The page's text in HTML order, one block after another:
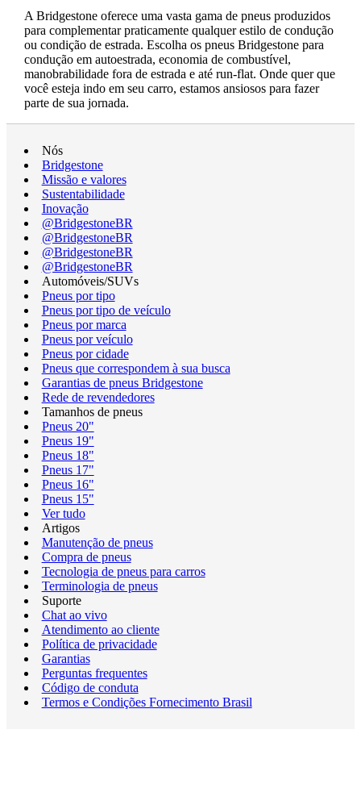
A Bridgestone oferece uma vasta gama de pneus produzidos
para complementar praticamente qualquer estilo de condução
ou condição de estrada. Escolha os pneus Bridgestone para
condução em autoestrada, economia de combustível,
manobrabilidade fora de estrada e até run-flat. Onde quer que
você esteja indo em seu carro, estamos ansiosos para fazer
parte de sua jornada.
Nós
Bridgestone
Missão e valores
Sustentabilidade
Inovação
@BridgestoneBR
@BridgestoneBR
@BridgestoneBR
@BridgestoneBR
Automóveis/SUVs
Pneus por tipo
Pneus por tipo de veículo
Pneus por marca
Pneus por veículo
Pneus por cidade
Pneus que correspondem à sua busca
Garantias de pneus Bridgestone
Rede de revendedores
Tamanhos de pneus
Pneus 20"
Pneus 19"
Pneus 18"
Pneus 17"
Pneus 16"
Pneus 15"
Ver tudo
Artigos
Manutenção de pneus
Compra de pneus
Tecnologia de pneus para carros
Terminologia de pneus
Suporte
Chat ao vivo
Atendimento ao cliente
Política de privacidade
Garantias
Perguntas frequentes
Código de conduta
Termos e Condições Fornecimento Brasil